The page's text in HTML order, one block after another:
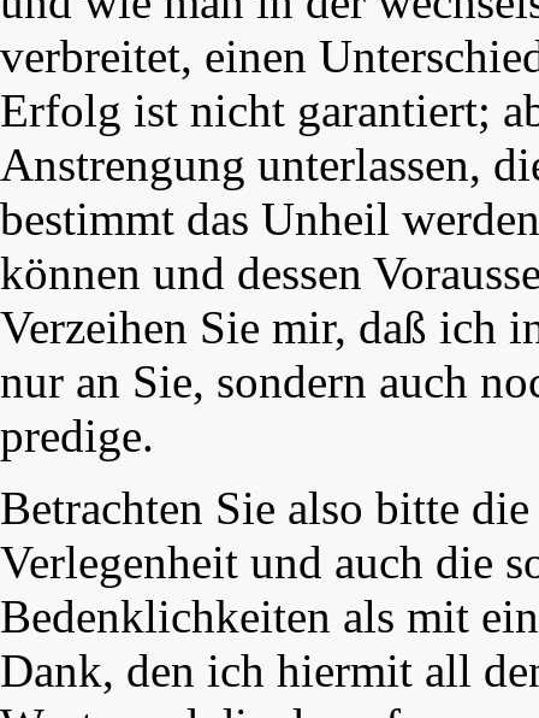
verbreitet, einen
Erfolg ist nicht garantiert;
Anstrengung unterlassen,
bestimmt das Unheil
können und dessen
Verzeihen Sie mir, daß ich
nur an Sie, sondern auch
predige.
Betrachten Sie also bitte
Verlegenheit und auch die
Bedenklichkeiten als mit
Dank, den ich hiermit all